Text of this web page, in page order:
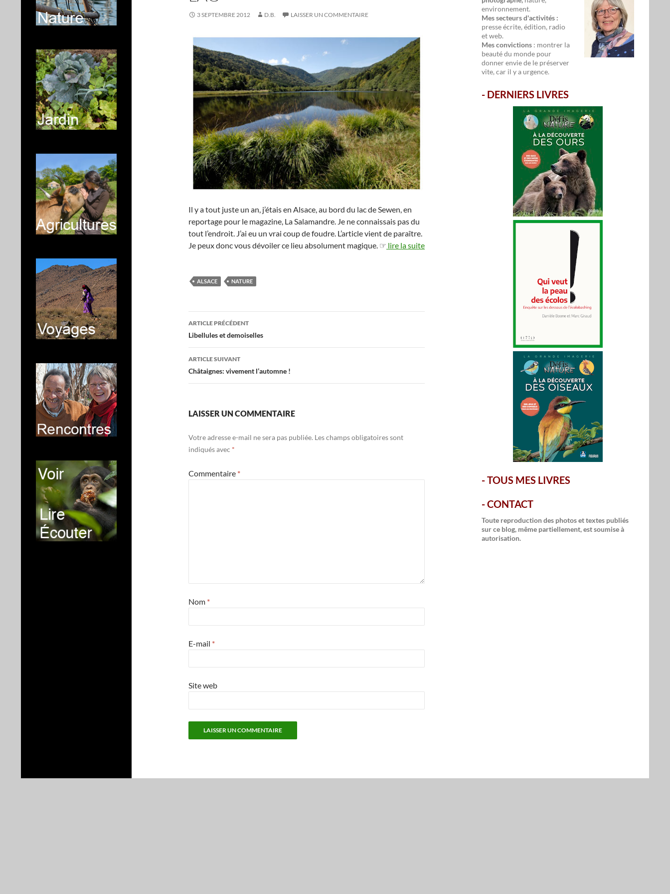
3 SEPTEMBRE 2012 D.B. LAISSER UN COMMENTAIRE
Il y a tout juste un an, j’étais en Alsace, au bord du lac de Sewen, en
reportage pour le magazine, La Salamandre. Je ne connaissais pas du
tout l’endroit. J’ai eu un vrai coup de foudre. L’article vient de paraître.
Je peux donc vous dévoiler ce lieu absolument magique. ☞ lire la suite
ALSACE NATURE
Navigation
des
articles
ARTICLE PRÉCÉDENT
Libellules et demoiselles
ARTICLE SUIVANT
Châtaignes: vivement l’automne !
LAISSER UN COMMENTAIRE
Votre adresse e-mail ne sera pas publiée. Les champs obligatoires sont
indiqués avec *
Commentaire *
Nom *
E-mail *
Site web
environnement.
Mes secteurs d'activités :
presse écrite, édition, radio
et web.
Mes convictions : montrer la
beauté du monde pour
donner envie de le préserver
vite, car il y a urgence.
- DERNIERS LIVRES
-TOUS MES LIVRES
-CONTACT
Toute reproduction des photos et textes publiés
sur ce blog, même partiellement, est soumise à
autorisation.